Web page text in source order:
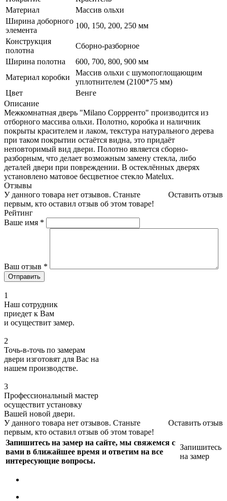
Материал
Массив ольхи
Ширина доборного
элемента
100, 150, 200, 250 мм
Конструкция
полотна
Сборно-разборное
Ширина полотна
600, 700, 800, 900 мм
Материал коробки
Массив ольхи с шумопоглощающим
уплотнителем (2100*75 мм)
Цвет
Венге
Описание
Межкомнатная дверь "Milano Соррренто" производится из
отборного массива ольхи. Полотно, коробка и наличник
покрыты красителем и лаком, текстура натурального дерева
при таком покрытии остаётся видна, это придаёт
неповторимый вид двери. Полотно является сборно-
разборным, что делает возможным замену стекла, либо
деталей двери при повреждении. В остеклённых дверях
установлено матовое бесцветное стекло Matelux.
Отзывы
Оставить отзыв
У данного товара нет отзывов. Станьте
первым, кто оставил отзыв об этом товаре!
Рейтинг
Ваше имя *
Ваш отзыв *
1
Наш сотрудник
приедет к Вам
и осуществит замер.
2
Точь-в-точь по замерам
двери изготовят для Вас на
нашем производстве.
3
Профессиональный мастер
осуществит установку
Вашей новой двери.
Оставить отзыв
У данного товара нет отзывов. Станьте
первым, кто оставил отзыв об этом товаре!
Запишитесь на замер на сайте, мы свяжемся с
вами в ближайшее время и ответим на все
интересующие вопросы.
Запишитесь
на замер